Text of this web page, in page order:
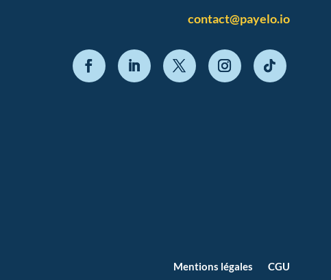
contact@payelo.io
Mentions légales CGU